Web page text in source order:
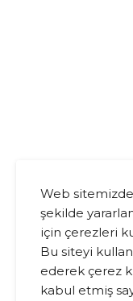
Web
şekilde
için çerezleri
Bu siteyi
ederek çerez
kabul etmiş